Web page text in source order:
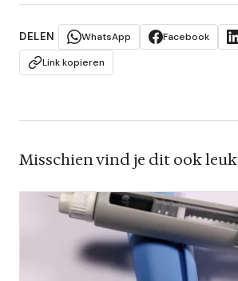
DELEN WhatsApp Facebook
Link kopieren
Misschien vind je dit ook leuk